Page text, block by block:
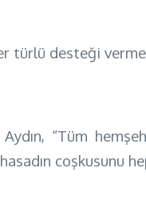
türlü desteği
“Tüm
coşkusunu